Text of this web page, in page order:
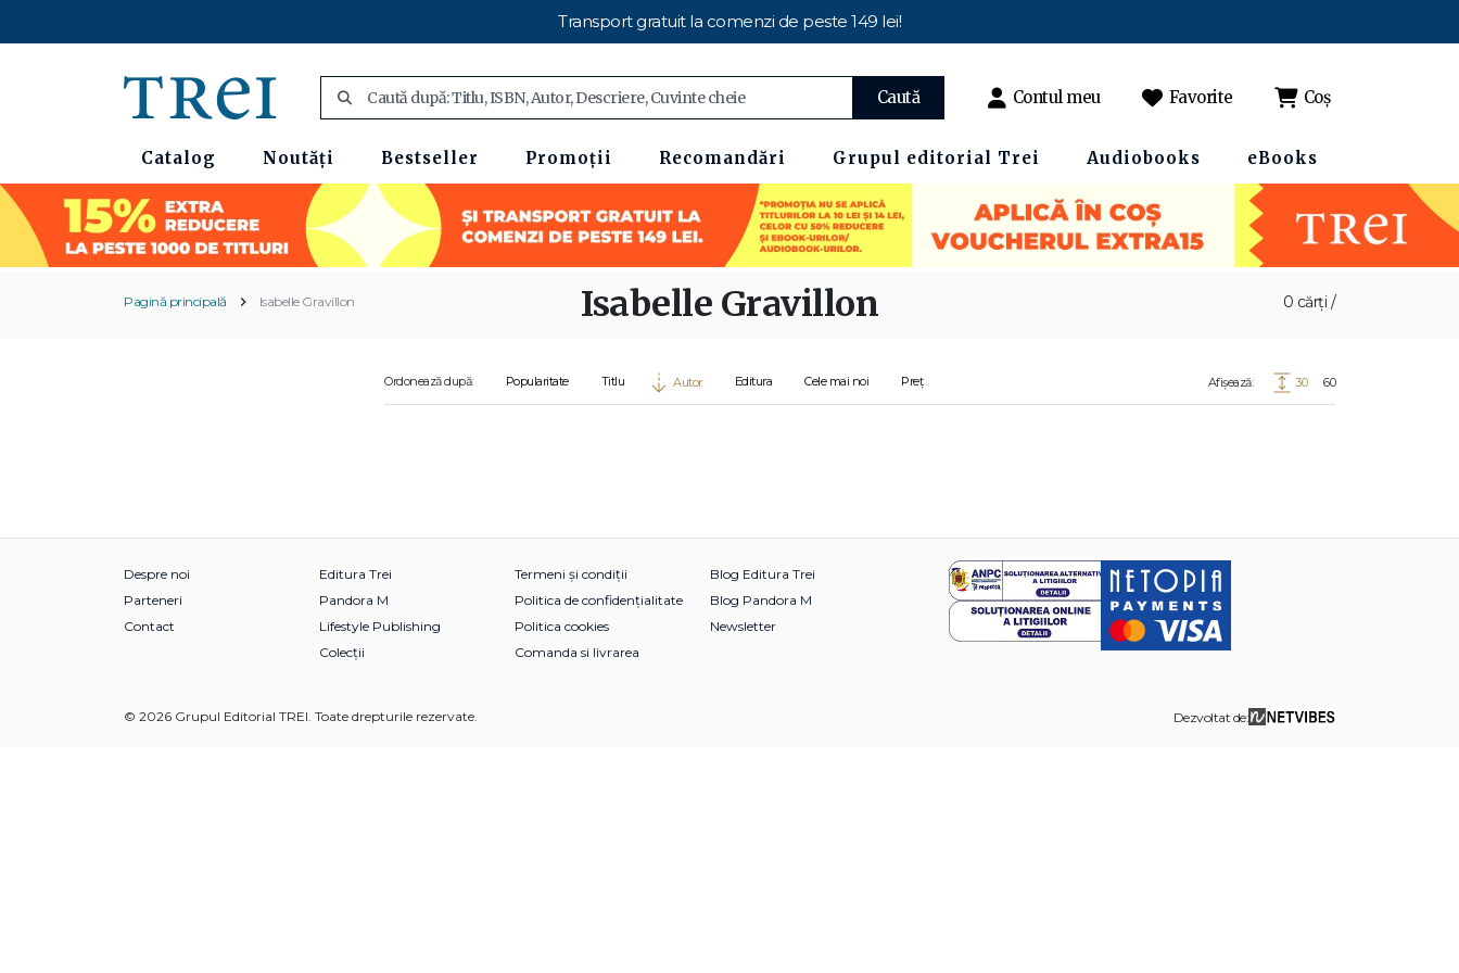
Transport gratuit la comenzi de peste 149 lei!
Caută Contul meu Favorite Coș
Catalog Noutăți Bestseller Promoții Recomandări Grupul editorial Trei Audiobooks eBooks
Pagină principală Isabelle Gravillon 0 cărți /
Isabelle Gravillon
Ordonează după: Popularitate Titlu Autor Editura Cele mai noi Preț Afișează: 30 60
Despre noi
Parteneri
Contact
Editura Trei
Pandora M
Lifestyle Publishing
Colecții
Termeni și condiții
Politica de confidențialitate
Politica cookies
Comanda si livrarea
Blog Editura Trei
Blog Pandora M
Newsletter
© 2026 Grupul Editorial TREI. Toate drepturile rezervate. Dezvoltat de: